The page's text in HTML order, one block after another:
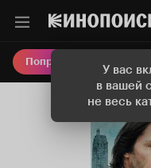
У вас
в вашей
не весь
Попробовать Плюс